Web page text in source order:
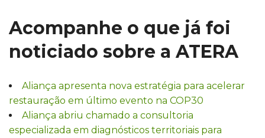
Acompanhe o que já foi
noticiado sobre a ATERA
Aliança apresenta nova estratégia para acelerar
restauração em último evento na COP30
Aliança abriu chamado a consultoria
especializada em diagnósticos territoriais para